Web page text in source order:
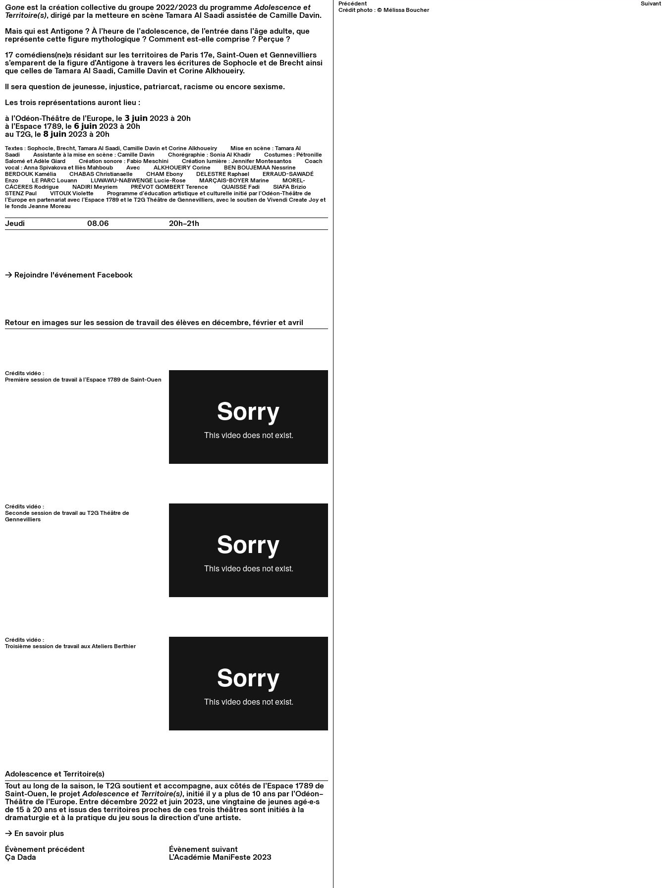
Gone est la création collective du groupe 2022/2023 du programme Adolescence et
Territoire(s), dirigé par la metteure en scène Tamara Al Saadi assistée de Camille Davin.
Mais qui est Antigone ? À l’heure de l’adolescence, de l’entrée dans l’âge adulte, que
représente cette figure mythologique ? Comment est-elle comprise ? Perçue ?
17 comédiens(ne)s résidant sur les territoires de Paris 17e, Saint-Ouen et Gennevilliers
s’emparent de la figure d’Antigone à travers les écritures de Sophocle et de Brecht ainsi
que celles de Tamara Al Saadi, Camille Davin et Corine Alkhoueiry.
Il sera question de jeunesse, injustice, patriarcat, racisme ou encore sexisme.
Les trois représentations auront lieu :
à l’Odéon-Théâtre de l’Europe, le 𝟯 𝗷𝘂𝗶𝗻 2023 à 20h
à l’Espace 1789, le 𝟲 𝗷𝘂𝗶𝗻 2023 à 20h
au T2G, le 𝟴 𝗷𝘂𝗶𝗻 2023 à 20h
Textes : Sophocle, Brecht, Tamara Al Saadi, Camille Davin et Corine Alkhoueiry
Mise en scène : Tamara Al
Saadi
Assistante à la mise en scène : Camille Davin Chorégraphie : Sonia Al Khadir
Costumes : Pétronille
Salomé et Adèle Giard
Création sonore : Fabio Meschini Création lumière : Jennifer Montesantos
Coach
vocal : Anna Spivakova et Iliès Mahboub
Avec ALKHOUEIRY Corine
BEN BOUJEMAA Nessrine
BERDOUK Kamélia
CHABAS Christianaelle CHAM Ebony DELESTRE Raphael
ERRAUD-SAWADÉ
Enzo
LE PARC Louann LUWAWU-NABWENGE Lucie-Rose MARÇAIS-BOYER Marine
MOREL-
CÁCERES Rodrigue
NADIRI Meyriem PRÉVOT GOMBERT Terence QUAISSE Fadi
SIAFA Brizio
STENZ Paul
VITOUX Violette
Programme d’éducation artistique et culturelle initié par l’Odéon-Théâtre de
l’Europe en partenariat avec l’Espace 1789 et le T2G Théâtre de Gennevilliers, avec le soutien de Vivendi Create Joy et
le fonds Jeanne Moreau
Jeudi 08.06 20h–21h
→ Rejoindre l'événement Facebook
Retour en images sur les session de travail des élèves en décembre, février et avril
Crédits vidéo :
Première session de travail à l’Espace 1789 de Saint-Ouen
Crédits vidéo :
Seconde session de travail au T2G Théâtre de
Gennevilliers
Crédits vidéo :
Troisième session de travail aux Ateliers Berthier
Adolescence et Territoire(s)
Tout au long de la saison, le T2G soutient et accompagne, aux côtés de l’Espace 1789 de
Saint-Ouen, le projetAdolescence et Territoire(s), initié il y a plus de 10 ans par l’Odéon–
Théâtre de l’Europe. Entre décembre 2022 et juin 2023, une vingtaine de jeunes agé·e·s
de 15 à 20 ans et issus des territoires proches de ces trois théâtres sont initiés à la
dramaturgie et à la pratique du jeu sous la direction d’une artiste.
→ En savoir plus
Évènement précédent
Ça Dada
Évènement suivant
L’Académie ManiFeste 2023
Précédent
Suivant
Crédit photo : © Mélissa Boucher